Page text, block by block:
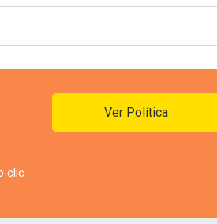
clic
Ver Política